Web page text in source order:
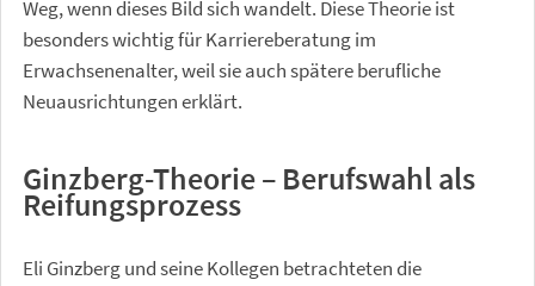
Weg, wenn dieses Bild sich wandelt. Diese Theorie ist
besonders wichtig für Karriereberatung im
Erwachsenenalter, weil sie auch spätere berufliche
Neuausrichtungen erklärt.
Ginzberg-Theorie – Berufswahl als
Reifungsprozess
Eli Ginzberg und seine Kollegen betrachteten die